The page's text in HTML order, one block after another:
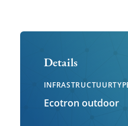
Details
Ecotron outdoor